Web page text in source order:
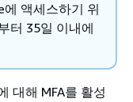
액세스하기 위
터 35일 이내에
대해 MFA를 활성